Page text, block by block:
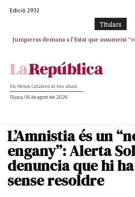
Edició 2932
TItulars
Junqueras demana a l’Estat que assumeixi
L’abandonament de les seleccions
Els Països Catalans al teu abast
Dijous, 06 de agost del 2026
L’Amnistia és un
engany”: Alerta
denuncia que hi ha
sense resoldre